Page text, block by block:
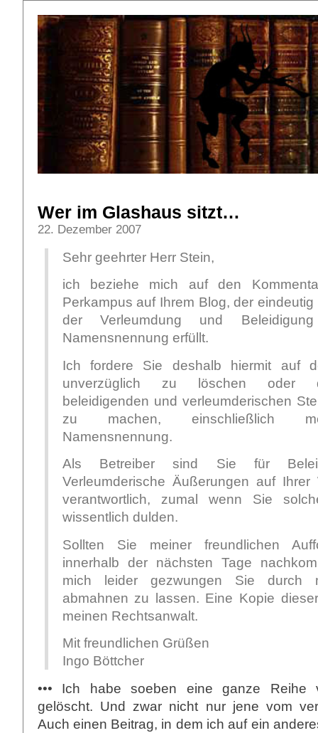
Wer im Glashaus sitzt…
22. Dezember 2007
Sehr geehrter Herr Stein,
ich beziehe mich auf den
Perkampus auf Ihrem Blog, der
der Verleumdung und
Namensnennung erfüllt.
Ich fordere Sie deshalb hiermit auf
unverzüglich zu löschen oder
beleidigenden und verleumderischen
zu machen, einschließlich
Namensnennung.
Als Betreiber sind Sie für
Verleumderische Äußerungen auf Ihrer
verantwortlich, zumal wenn Sie
wissentlich dulden.
Sollten Sie meiner freundlichen
innerhalb der nächsten Tage
mich leider gezwungen Sie durch
abmahnen zu lassen. Eine Kopie
meinen Rechtsanwalt.
Mit freundlichen Grüßen
Ingo Böttcher
••• Ich habe soeben eine ganze Reihe
gelöscht. Und zwar nicht nur jene vom
Auch einen Beitrag, in dem ich auf ein